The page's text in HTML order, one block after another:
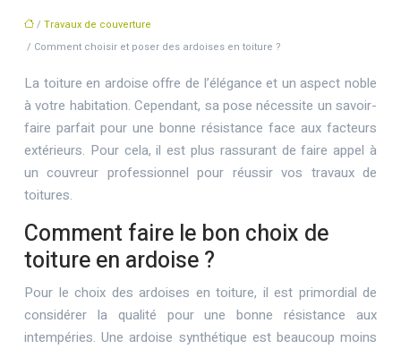
/ Travaux de couverture
/ Comment choisir et poser des ardoises en toiture ?
La toiture en ardoise offre de l’élégance et un aspect noble
à votre habitation. Cependant, sa pose nécessite un savoir-
faire parfait pour une bonne résistance face aux facteurs
extérieurs. Pour cela, il est plus rassurant de faire appel à
un couvreur professionnel pour réussir vos travaux de
toitures.
Comment faire le bon choix de
toiture en ardoise ?
Pour le choix des ardoises en toiture, il est primordial de
considérer la qualité pour une bonne résistance aux
intempéries. Une ardoise synthétique est beaucoup moins